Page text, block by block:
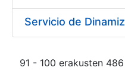
91 - 100 erakusten